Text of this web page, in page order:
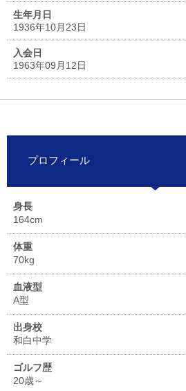
生年月日
1936年10月23日
入会日
1963年09月12日
プロフィール
身長
164cm
体重
70kg
血液型
A型
出身校
和白中学
ゴルフ歴
20歳～